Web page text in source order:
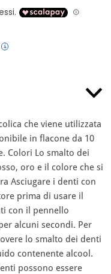
i
che viene utilizzata
in flacone da 10
Colori Lo smalto dei
oro e il colore che si
Asciugare i denti con
prima di usare il
con il pennello
alcuni secondi. Per
lo smalto dei denti
contenente alcool.
possono essere